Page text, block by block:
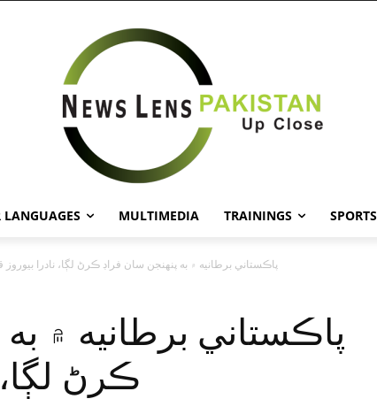
LANGUAGES MULTIMEDIA TRAININGS SPORTS
پاڪستاني برطانيه ۾ به پنهنجن سان فراڊ ڪرڻ لڳا، نادرا بيوروز
پاڪستاني برطانيه ۾
ڪرڻ لڳا،